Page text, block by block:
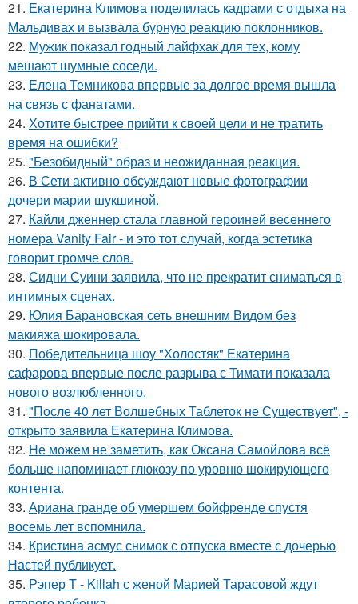
21. Екатерина Климова поделилась кадрами с отдыха на
Мальдивах и вызвала бурную реакцию поклонников.
22. Мужик показал годный лайфхак для тех, кому
мешают шумные соседи.
23. Елена Темникова впервые за долгое время вышла
на связь с фанатами.
24. Хотите быстрее прийти к своей цели и не тратить
время на ошибки?
25. "Безобидный" образ и неожиданная реакция.
26. В Сети активно обсуждают новые фотографии
дочери марии шукшиной.
27. Кайли дженнер стала главной героиней весеннего
номера Vanity Fair - и это тот случай, когда эстетика
говорит громче слов.
28. Сидни Суини заявила, что не прекратит сниматься в
интимных сценах.
29. Юлия Барановская сеть внешним Видом без
макияжа шокировала.
30. Победительница шоу "Холостяк" Екатерина
сафарова впервые после разрыва с Тимати показала
нового возлюбленного.
31. "После 40 лет Волшебных Таблеток не Существует", -
открыто заявила Екатерина Климова.
32. Не можем не заметить, как Оксана Самойлова всё
больше напоминает глюкозу по уровню шокирующего
контента.
33. Ариана гранде об умершем бойфренде спустя
восемь лет вспомнила.
34. Кристина асмус снимок с отпуска вместе с дочерью
Настей публикует.
35. Рэпер T - Killah с женой Марией Тарасовой ждут